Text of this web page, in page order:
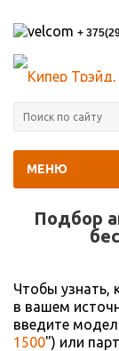
+
МЕНЮ
Подбор
Чтобы узнать,
в вашем
введите
1500") или